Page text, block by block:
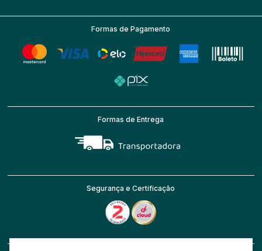
Formas de Pagamento
Formas de Entrega
Segurança e Certificação